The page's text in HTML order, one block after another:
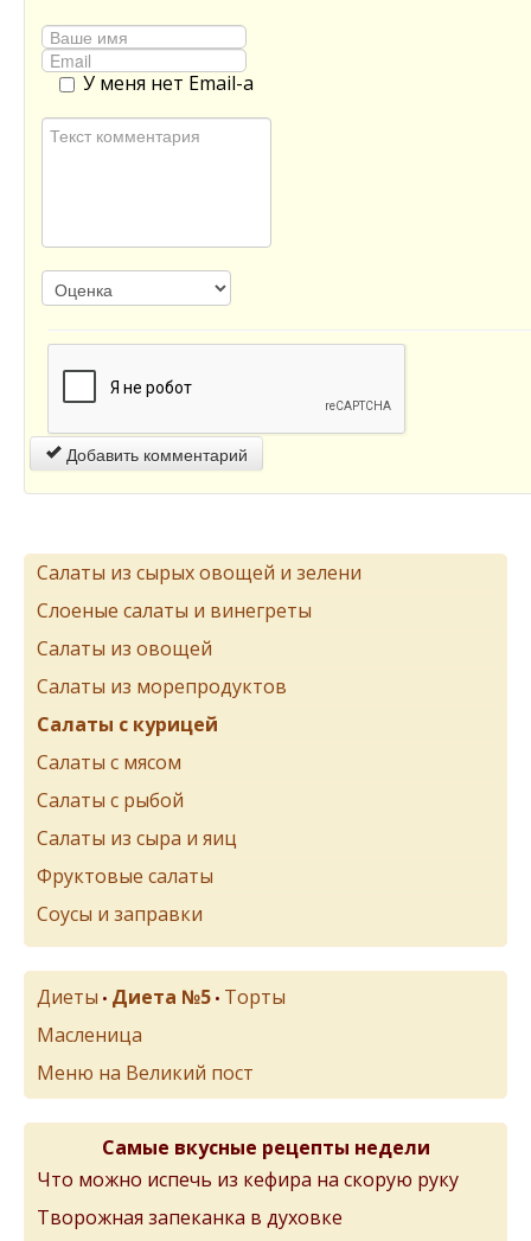
У меня нет Email-а
Добавить комментарий
Салаты из сырых овощей и зелени
Слоеные салаты и винегреты
Салаты из овощей
Салаты из морепродуктов
Салаты с курицей
Салаты с мясом
Салаты с рыбой
Салаты из сыра и яиц
Фруктовые салаты
Соусы и заправки
Диеты • Диета №5 • Торты
Масленица
Меню на Великий пост
Самые вкусные рецепты недели
Что можно испечь из кефира на скорую руку
Творожная запеканка в духовке